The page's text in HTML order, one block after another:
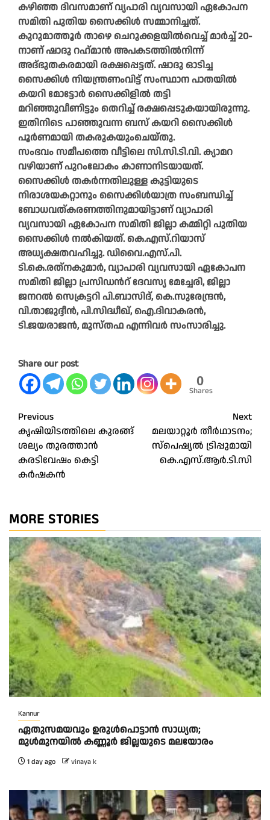
കഴിഞ്ഞ ദിവസമാണ് വ്യപാരി വ്യവസായി ഏകോപന
സമിതി പുതിയ സൈക്കിൾ സമ്മാനിച്ചത്.
കുറുമാത്തൂർ താഴെ ചെറുക്കളയിൽവെച്ച് മാർച്ച് 20-
നാണ് ഷാദു റഹ്‌മാൻ അപകടത്തിൽനിന്ന്
അദ്‌ഭുതകരമായി രക്ഷപ്പെട്ടത്. ഷാദു ഓടിച്ച
സൈക്കിൾ നിയന്ത്രണംവിട്ട് സംസ്ഥാന പാതയിൽ
കയറി മോട്ടോർ സൈക്കിളിൽ തട്ടി
മറിഞ്ഞുവീണിട്ടും തെറിച്ച്‌ രക്ഷപ്പെടുകയായിരുന്നു.
ഇതിനിടെ പാഞ്ഞുവന്ന ബസ് കയറി സൈക്കിൾ
പൂർണമായി തകരുകയുംചെയ്തു.
സംഭവം സമീപത്തെ വീട്ടിലെ സി.സി.ടി.വി. ക്യാമറ
വഴിയാണ് പുറംലോകം കാണാനിടയായത്.
സൈക്കിൾ തകർന്നതിലുള്ള കുട്ടിയുടെ
നിരാശയകറ്റാനും സൈക്കിൾയാത്ര സംബന്ധിച്ച്
ബോധവത്കരണത്തിനുമായിട്ടാണ് വ്യാപാരി
വ്യവസായി ഏകോപന സമിതി ജില്ലാ കമ്മിറ്റി പുതിയ
സൈക്കിൾ നൽകിയത്. കെ.എസ്.റിയാസ്
അധ്യക്ഷതവഹിച്ചു. ഡിവൈ.എസ്.പി.
ടി.കെ.രത്‌നകുമാർ, വ്യാപാരി വ്യവസായി ഏകോപന
സമിതി ജില്ലാ പ്രസിഡൻറ് ദേവസ്യ മേച്ചേരി, ജില്ലാ
ജനറൽ സെക്രട്ടറി പി.ബാസിദ്, കെ.സുരേന്ദ്രൻ,
വി.താജുദ്ദീൻ, പി.സിദ്ധീഖ്, ഐ.ദിവാകരൻ,
ടി.ജയരാജൻ, മുസ്തഫ എന്നിവർ സംസാരിച്ചു.
Share our post
0
Shares
Post
navigation
Previous
കൃഷിയിടത്തിലെ കുരങ്ങ്
ശല്യം തുരത്താൻ
കരടിവേഷം കെട്ടി
കർഷകൻ
Next
മലയാറ്റൂര്‍ തീര്‍ഥാടനം;
സ്‌പെഷ്യല്‍ ട്രിപ്പുമായി
കെ.എസ്.ആര്‍.ടി.സി
MORE STORIES
Kannur
ഏതുസമയവും ഉരുൾപൊട്ടാൻ സാധ്യത;
മുൾമുനയിൽ കണ്ണൂർ ജില്ലയുടെ മലയോരം
1 day ago vinaya k